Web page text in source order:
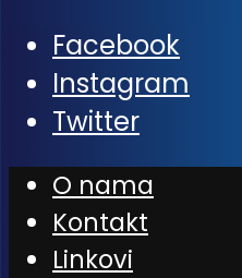
Facebook
Instagram
Twitter
O nama
Kontakt
Linkovi